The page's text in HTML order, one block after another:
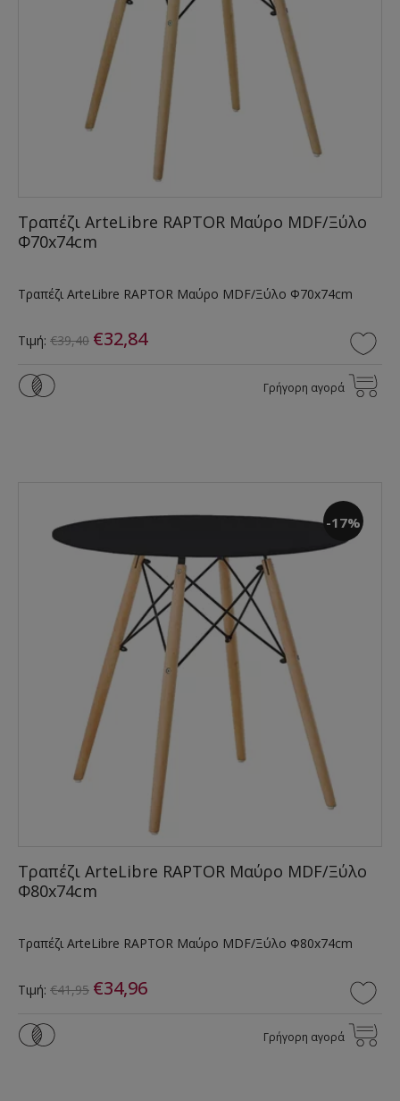
Τραπέζι ArteLibre RAPTOR Μαύρο MDF/Ξύλο
Φ70x74cm
Τραπέζι ArteLibre RAPTOR Μαύρο MDF/Ξύλο Φ70x74cm
Τιμή: €39,40 €32,84
Γρήγορη αγορά
-17%
Τραπέζι ArteLibre RAPTOR Μαύρο MDF/Ξύλο
Φ80x74cm
Τραπέζι ArteLibre RAPTOR Μαύρο MDF/Ξύλο Φ80x74cm
Τιμή: €41,95 €34,96
Γρήγορη αγορά